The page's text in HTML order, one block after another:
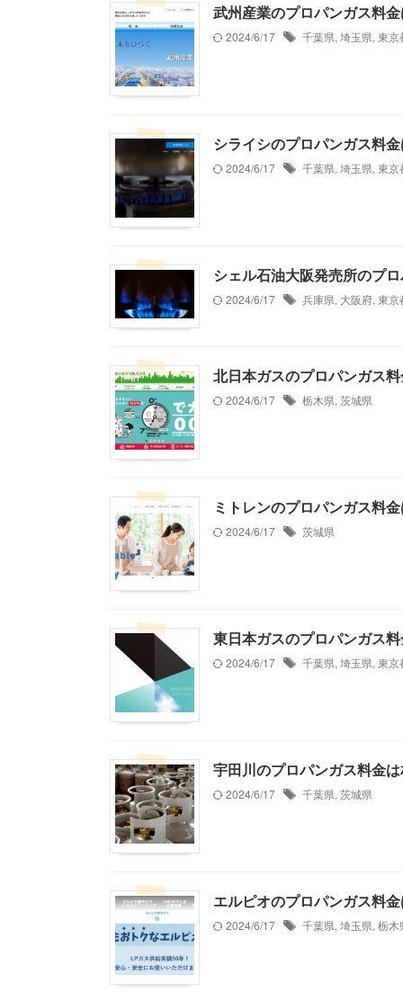
武州産業のプロパンガス料
2024/6/17
千葉県, 埼玉県, 東京
シライシのプロパンガス料
2024/6/17
千葉県, 埼玉県, 東京
シェル石油大阪発売所のプ
2024/6/17
兵庫県, 大阪府, 東京
北日本ガスのプロパンガス
2024/6/17
栃木県,茨城県
ミトレンのプロパンガス料
2024/6/17
茨城県
東日本ガスのプロパンガス
2024/6/17
千葉県,埼玉県,東京
宇田川のプロパンガス料金
2024/6/17
千葉県,茨城県
エルピオのプロパンガス料
2024/6/17
千葉県,埼玉県,栃木